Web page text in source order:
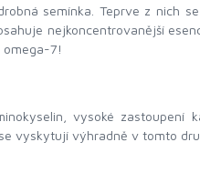
semínka. Teprve z nich
nejkoncentrovanější
omega-7!
vysoké zastoupení
vyskytují výhradně v tomto